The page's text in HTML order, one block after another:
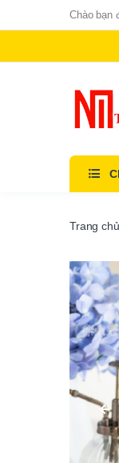
Chào bạn
Trang chủ